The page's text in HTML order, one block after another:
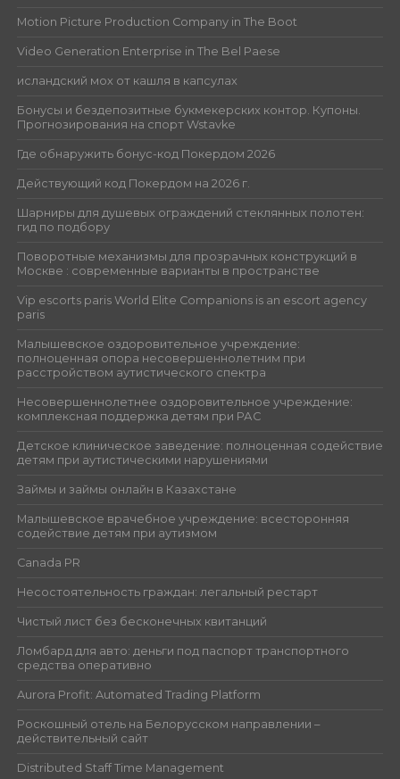
Motion Picture Production Company in The Boot
Video Generation Enterprise in The Bel Paese
исландский мох от кашля в капсулах
Бонусы и бездепозитные букмекерских контор. Купоны.
Прогнозирования на спорт Wstavke
Где обнаружить бонус-код Покердом 2026
Действующий код Покердом на 2026 г.
Шарниры для душевых ограждений стеклянных полотен:
гид по подбору
Поворотные механизмы для прозрачных конструкций в
Москве : современные варианты в пространстве
Vip escorts paris World Elite Companions is an escort agency
paris
Малышевское оздоровительное учреждение:
полноценная опора несовершеннолетним при
расстройством аутистического спектра
Несовершеннолетнее оздоровительное учреждение:
комплексная поддержка детям при РАС
Детское клиническое заведение: полноценная содействие
детям при аутистическими нарушениями
Займы и займы онлайн в Казахстане
Малышевское врачебное учреждение: всесторонняя
содействие детям при аутизмом
Canada PR
Несостоятельность граждан: легальный рестарт
Чистый лист без бесконечных квитанций
Ломбард для авто: деньги под паспорт транспортного
средства оперативно
Aurora Profit: Automated Trading Platform
Роскошный отель на Белорусском направлении –
действительный сайт
Distributed Staff Time Management